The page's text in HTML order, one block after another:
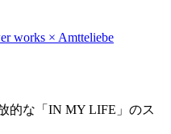
works × Amtteliebe
的な「IN MY LIFE」のス